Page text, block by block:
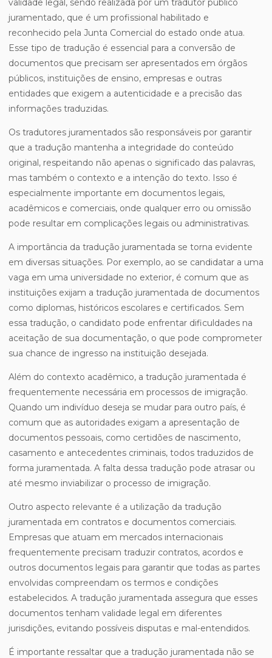
validade legal, sendo realizada por um tradutor público
juramentado, que é um profissional habilitado e
reconhecido pela Junta Comercial do estado onde atua.
Esse tipo de tradução é essencial para a conversão de
documentos que precisam ser apresentados em órgãos
públicos, instituições de ensino, empresas e outras
entidades que exigem a autenticidade e a precisão das
informações traduzidas.
Os tradutores juramentados são responsáveis por garantir
que a tradução mantenha a integridade do conteúdo
original, respeitando não apenas o significado das palavras,
mas também o contexto e a intenção do texto. Isso é
especialmente importante em documentos legais,
acadêmicos e comerciais, onde qualquer erro ou omissão
pode resultar em complicações legais ou administrativas.
A importância da tradução juramentada se torna evidente
em diversas situações. Por exemplo, ao se candidatar a uma
vaga em uma universidade no exterior, é comum que as
instituições exijam a tradução juramentada de documentos
como diplomas, históricos escolares e certificados. Sem
essa tradução, o candidato pode enfrentar dificuldades na
aceitação de sua documentação, o que pode comprometer
sua chance de ingresso na instituição desejada.
Além do contexto acadêmico, a tradução juramentada é
frequentemente necessária em processos de imigração.
Quando um indivíduo deseja se mudar para outro país, é
comum que as autoridades exigam a apresentação de
documentos pessoais, como certidões de nascimento,
casamento e antecedentes criminais, todos traduzidos de
forma juramentada. A falta dessa tradução pode atrasar ou
até mesmo inviabilizar o processo de imigração.
Outro aspecto relevante é a utilização da tradução
juramentada em contratos e documentos comerciais.
Empresas que atuam em mercados internacionais
frequentemente precisam traduzir contratos, acordos e
outros documentos legais para garantir que todas as partes
envolvidas compreendam os termos e condições
estabelecidos. A tradução juramentada assegura que esses
documentos tenham validade legal em diferentes
jurisdições, evitando possíveis disputas e mal-entendidos.
É importante ressaltar que a tradução juramentada não se